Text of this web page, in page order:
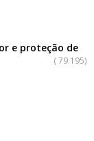
e proteção de
(79.195)